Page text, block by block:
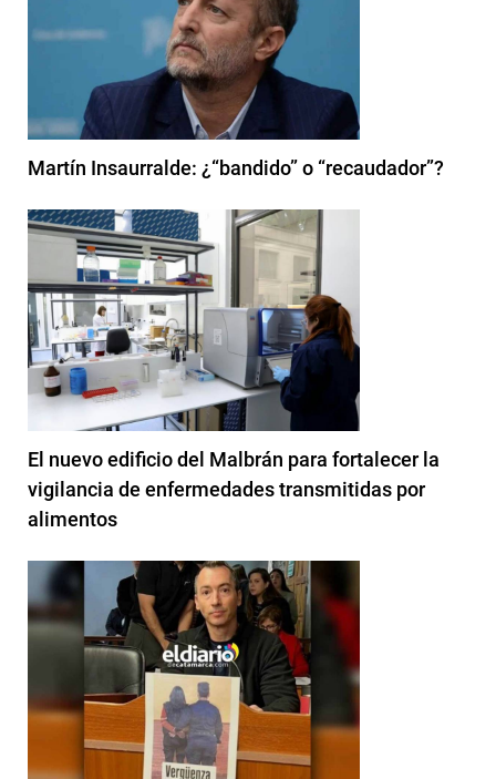
Martín Insaurralde: ¿“bandido” o “recaudador”?
El nuevo edificio del Malbrán para fortalecer la
vigilancia de enfermedades transmitidas por
alimentos